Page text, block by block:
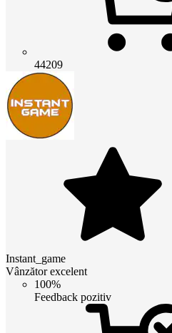
44209
Instant_game
Vânzător excelent
100%
Feedback pozitiv